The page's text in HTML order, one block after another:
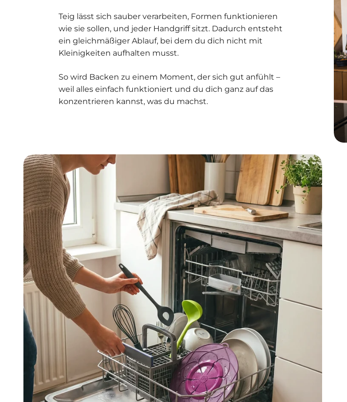
Teig lässt sich sauber verarbeiten, Formen funktionieren
wie sie sollen, und jeder Handgriff sitzt. Dadurch entsteht
ein gleichmäßiger Ablauf, bei dem du dich nicht mit
Kleinigkeiten aufhalten musst.
So wird Backen zu einem Moment, der sich gut anfühlt –
weil alles einfach funktioniert und du dich ganz auf das
konzentrieren kannst, was du machst.